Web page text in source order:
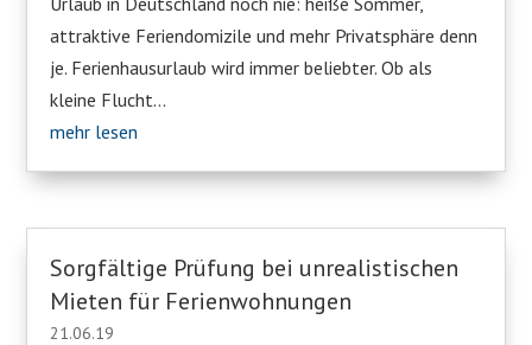
attraktive Feriendomizile und mehr Privatsphäre denn
je. Ferienhausurlaub wird immer beliebter. Ob als
kleine Flucht...
mehr lesen
Sorgfältige Prüfung bei unrealistischen
Mieten für Ferienwohnungen
21.06.19